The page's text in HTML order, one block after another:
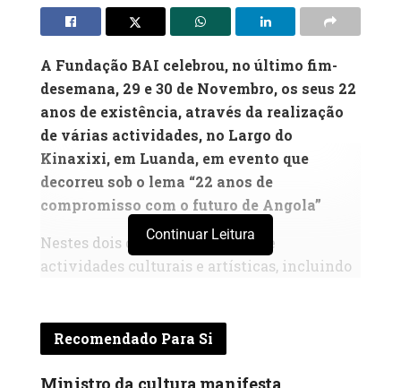
A Fundação BAI celebrou, no último fim-
desemana, 29 e 30 de Novembro, os seus 22
anos de existência, através da realização
de várias actividades, no Largo do
Kinaxixi, em Luanda, em evento que
decorreu sob o lema “22 anos de
compromisso com o futuro de Angola”
Nestes dois dias, de staca ra m-se
actividades culturais e artísticas, incluindo
recreação infantil, teatro e concertos,
realizadas num espaço aberto ao público e
para todas as famílias.
Continuar Leitura
Recomendado Para Si